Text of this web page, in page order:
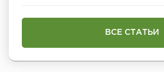
ВСЕ СТАТЬИ